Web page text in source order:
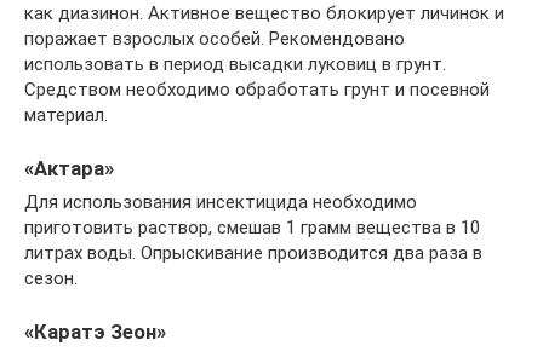
как диазинон. Активное вещество блокирует личинок и
поражает взрослых особей. Рекомендовано
использовать в период высадки луковиц в грунт.
Средством необходимо обработать грунт и посевной
материал.
«Актара»
Для использования инсектицида необходимо
приготовить раствор, смешав 1 грамм вещества в 10
литрах воды. Опрыскивание производится два раза в
сезон.
«Каратэ Зеон»